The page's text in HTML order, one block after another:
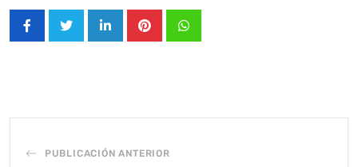
LinkedInPinterestWhatsapp
PUBLICACIÓN ANTERIOR